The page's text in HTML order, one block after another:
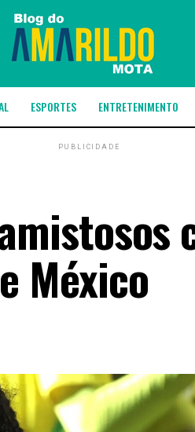
ESPORTES ENTRETENIMENTO
PUBLICIDADE
México